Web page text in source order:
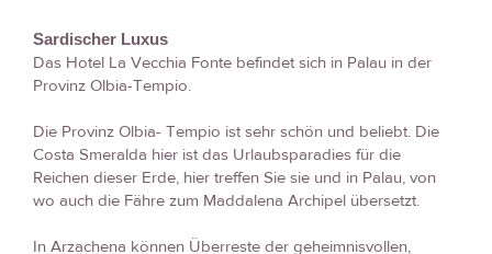
Sardischer Luxus
Das Hotel La Vecchia Fonte befindet sich in Palau in der
Provinz Olbia-Tempio.
Die Provinz Olbia- Tempio ist sehr schön und beliebt. Die
Costa Smeralda hier ist das Urlaubsparadies für die
Reichen dieser Erde, hier treffen Sie sie und in Palau, von
wo auch die Fähre zum Maddalena Archipel übersetzt.
In Arzachena können Überreste der geheimnisvollen,